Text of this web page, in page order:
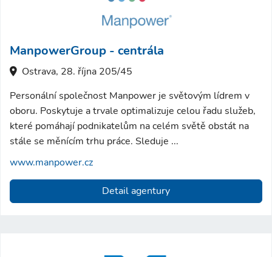
ManpowerGroup - centrála
Ostrava, 28. října 205/45
Personální společnost Manpower je světovým lídrem v
oboru. Poskytuje a trvale optimalizuje celou řadu služeb,
které pomáhají podnikatelům na celém světě obstát na
stále se měnícím trhu práce. Sleduje ...
www.manpower.cz
Detail agentury